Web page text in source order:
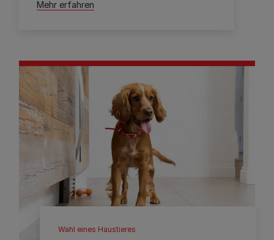
Mehr erfahren
Wahl eines Haustieres